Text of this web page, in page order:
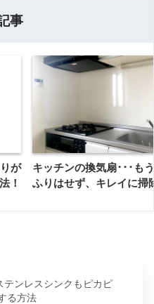
事
が
！
キッチンの換気扇･･･も
ふりはせず、キレイに掃
テンレスシンクもピカピ
る方法